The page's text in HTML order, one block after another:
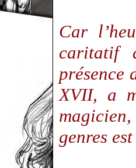
Car
caritatif
présence
XVII, a
genres